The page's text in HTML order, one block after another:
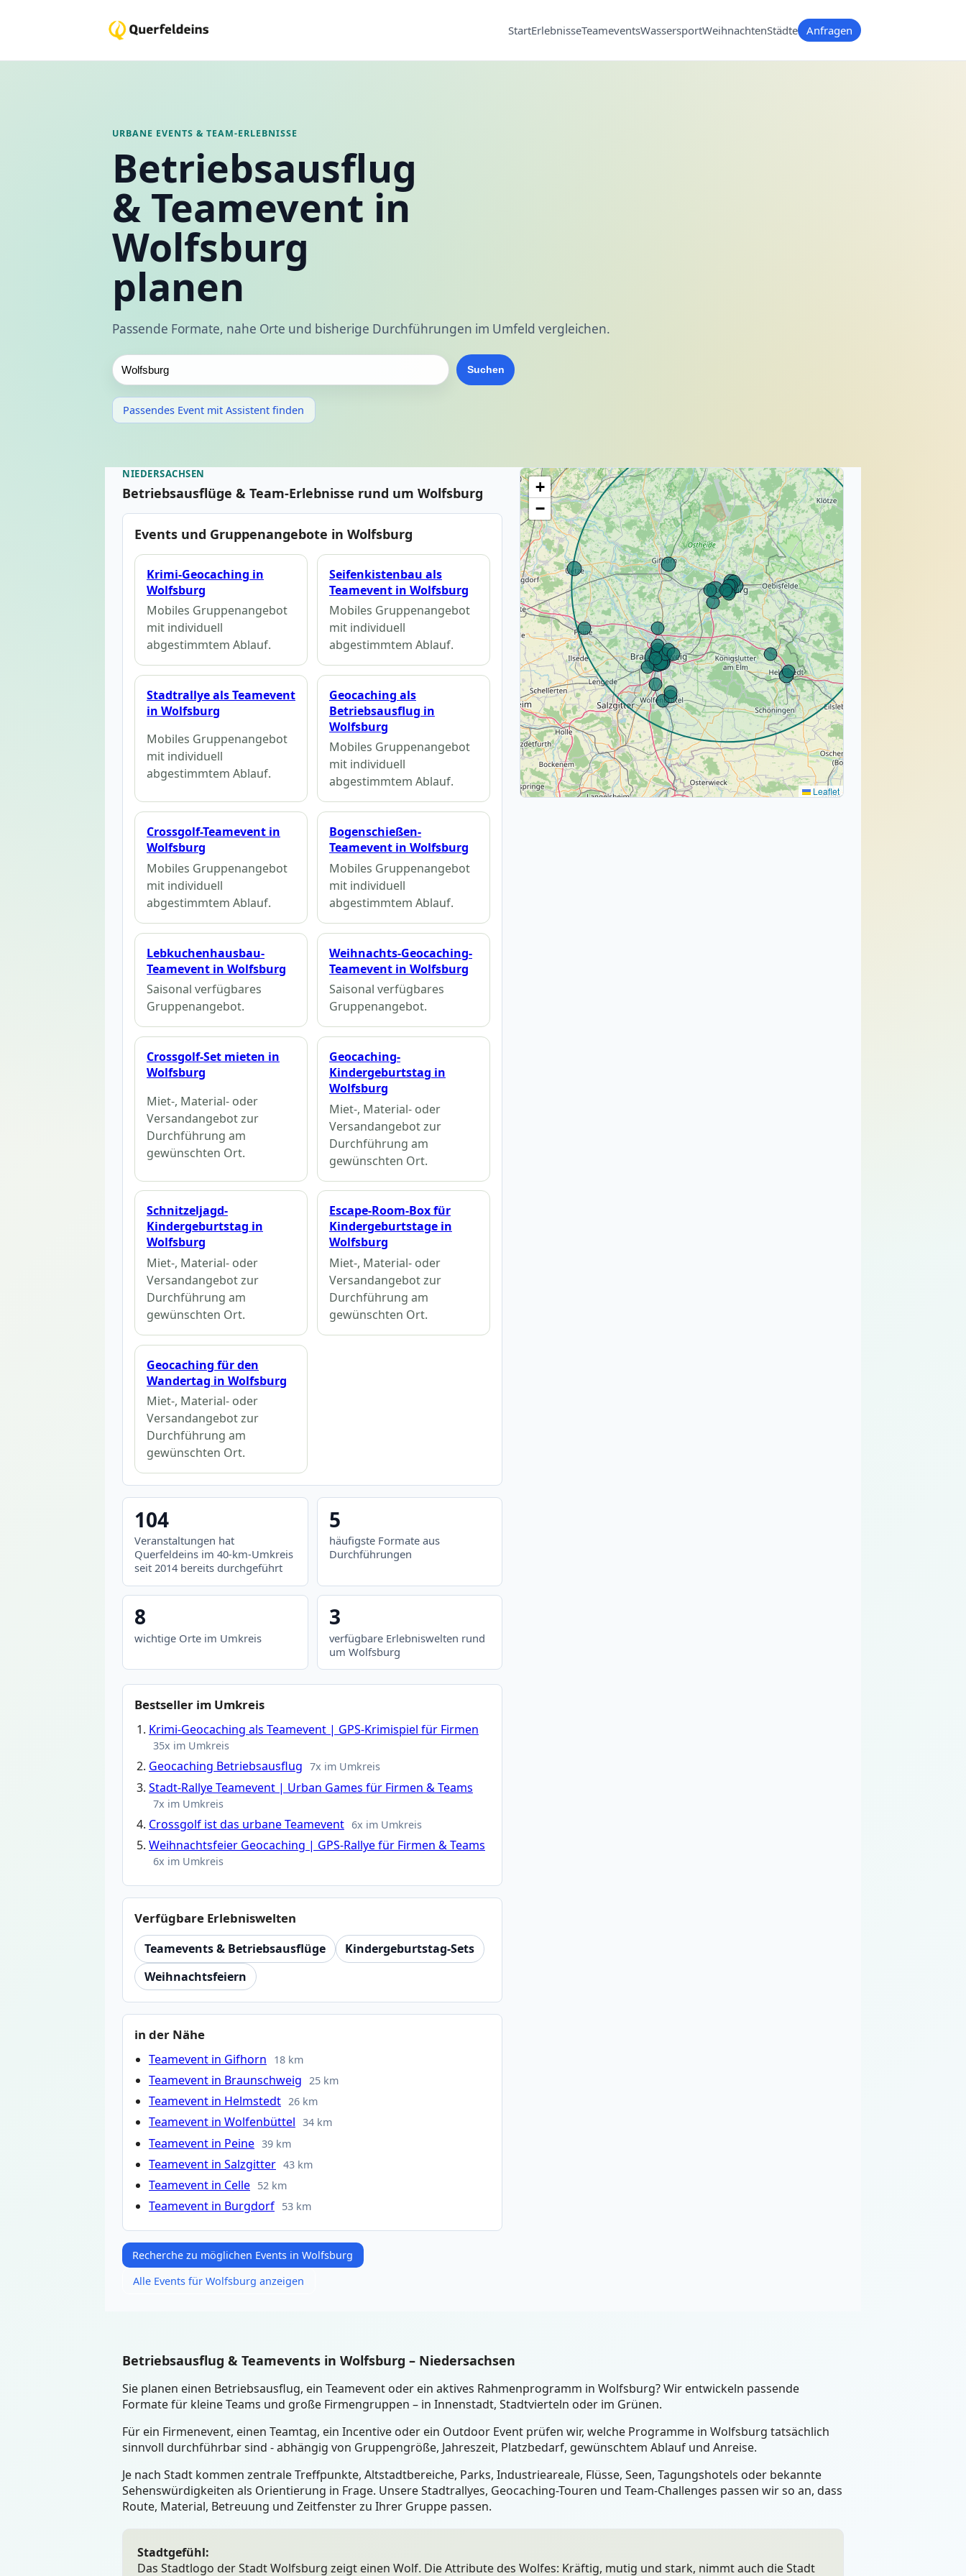
StartErlebnisseTeameventsWassersportWeihnachtenStädte Anfragen
URBANE EVENTS & TEAM-ERLEBNISSE
Betriebsausflug
& Teamevent in
Wolfsburg
planen
Passende Formate, nahe Orte und bisherige Durchführungen im Umfeld vergleichen.
Suchen
Passendes Event mit Assistent finden
NIEDERSACHSEN
Betriebsausflüge & Team-Erlebnisse rund um Wolfsburg
Events und Gruppenangebote in Wolfsburg
Krimi-Geocaching in
Wolfsburg
Mobiles Gruppenangebot
mit individuell
abgestimmtem Ablauf.
Seifenkistenbau als
Teamevent in Wolfsburg
Mobiles Gruppenangebot
mit individuell
abgestimmtem Ablauf.
Stadtrallye als Teamevent
in Wolfsburg
Mobiles Gruppenangebot
mit individuell
abgestimmtem Ablauf.
Geocaching als
Betriebsausflug in
Wolfsburg
Mobiles Gruppenangebot
mit individuell
abgestimmtem Ablauf.
Crossgolf-Teamevent in
Wolfsburg
Mobiles Gruppenangebot
mit individuell
abgestimmtem Ablauf.
Bogenschießen-
Teamevent in Wolfsburg
Mobiles Gruppenangebot
mit individuell
abgestimmtem Ablauf.
Lebkuchenhausbau-
Teamevent in Wolfsburg
Saisonal verfügbares
Gruppenangebot.
Weihnachts-Geocaching-
Teamevent in Wolfsburg
Saisonal verfügbares
Gruppenangebot.
Crossgolf-Set mieten in
Wolfsburg
Miet-, Material- oder
Versandangebot zur
Durchführung am
gewünschten Ort.
Geocaching-
Kindergeburtstag in
Wolfsburg
Miet-, Material- oder
Versandangebot zur
Durchführung am
gewünschten Ort.
Schnitzeljagd-
Kindergeburtstag in
Wolfsburg
Miet-, Material- oder
Versandangebot zur
Durchführung am
gewünschten Ort.
Escape-Room-Box für
Kindergeburtstage in
Wolfsburg
Miet-, Material- oder
Versandangebot zur
Durchführung am
gewünschten Ort.
Geocaching für den
Wandertag in Wolfsburg
Miet-, Material- oder
Versandangebot zur
Durchführung am
gewünschten Ort.
104
Veranstaltungen hat
Querfeldeins im 40-km-Umkreis
seit 2014 bereits durchgeführt
5
häufigste Formate aus
Durchführungen
8
wichtige Orte im Umkreis
3
verfügbare Erlebniswelten rund
um Wolfsburg
Bestseller im Umkreis
Krimi-Geocaching als Teamevent | GPS-Krimispiel für Firmen
35x im Umkreis
Geocaching Betriebsausflug 7x im Umkreis
Stadt-Rallye Teamevent | Urban Games für Firmen & Teams
7x im Umkreis
Crossgolf ist das urbane Teamevent 6x im Umkreis
Weihnachtsfeier Geocaching | GPS-Rallye für Firmen & Teams
6x im Umkreis
Verfügbare Erlebniswelten
Teamevents & Betriebsausflüge
Kindergeburtstag-Sets
Weihnachtsfeiern
in der Nähe
Teamevent in Gifhorn 18 km
Teamevent in Braunschweig 25 km
Teamevent in Helmstedt 26 km
Teamevent in Wolfenbüttel 34 km
Teamevent in Peine 39 km
Teamevent in Salzgitter 43 km
Teamevent in Celle 52 km
Teamevent in Burgdorf 53 km
Recherche zu möglichen Events in Wolfsburg
Alle Events für Wolfsburg anzeigen
+
−
Leaflet
Betriebsausflug & Teamevents in Wolfsburg – Niedersachsen
Sie planen einen Betriebsausflug, ein Teamevent oder ein aktives Rahmenprogramm in Wolfsburg? Wir entwickeln passende
Formate für kleine Teams und große Firmengruppen – in Innenstadt, Stadtvierteln oder im Grünen.
Für ein Firmenevent, einen Teamtag, ein Incentive oder ein Outdoor Event prüfen wir, welche Programme in Wolfsburg tatsächlich
sinnvoll durchführbar sind - abhängig von Gruppengröße, Jahreszeit, Platzbedarf, gewünschtem Ablauf und Anreise.
Je nach Stadt kommen zentrale Treffpunkte, Altstadtbereiche, Parks, Industrieareale, Flüsse, Seen, Tagungshotels oder bekannte
Sehenswürdigkeiten als Orientierung in Frage. Unsere Stadtrallyes, Geocaching-Touren und Team-Challenges passen wir so an, dass
Route, Material, Betreuung und Zeitfenster zu Ihrer Gruppe passen.
Stadtgefühl:
Das Stadtlogo der Stadt Wolfsburg zeigt einen Wolf. Die Attribute des Wolfes: Kräftig, mutig und stark, nimmt auch die Stadt